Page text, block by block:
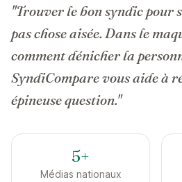
"Trouver le bon syndic pour
pas chose aisée. Dans le
comment dénicher la
SyndiCompare vous aide à
épineuse question."
5+
Médias nationaux